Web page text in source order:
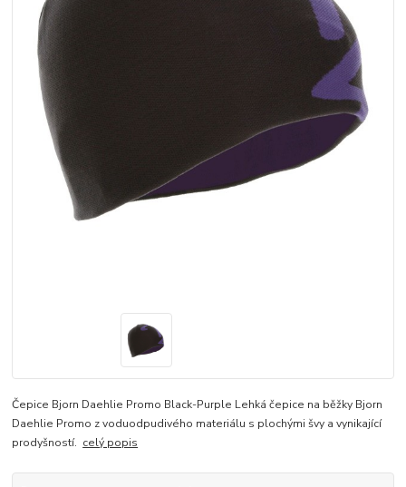
Čepice Bjorn Daehlie Promo Black-Purple Lehká čepice na běžky Bjorn
Daehlie Promo z voduodpudivého materiálu s plochými švy a vynikající
prodyšností. celý popis